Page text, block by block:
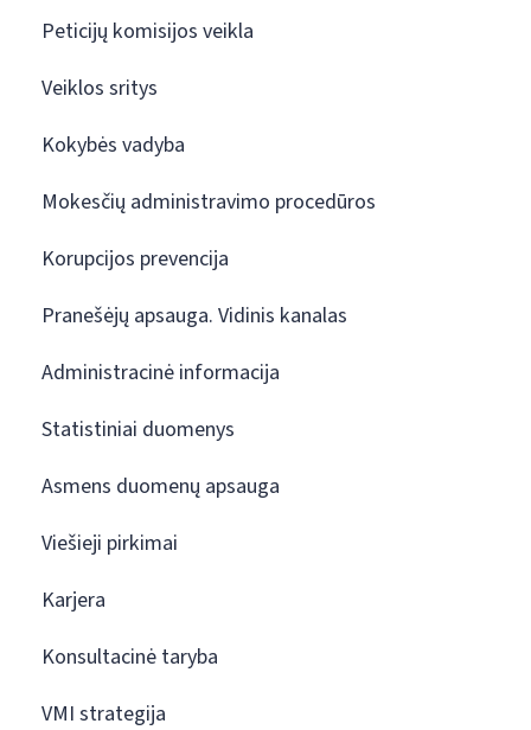
Peticijų komisijos veikla
Veiklos sritys
Kokybės vadyba
Mokesčių administravimo procedūros
Korupcijos prevencija
Pranešėjų apsauga. Vidinis kanalas
Administracinė informacija
Statistiniai duomenys
Asmens duomenų apsauga
Viešieji pirkimai
Karjera
Konsultacinė taryba
VMI strategija